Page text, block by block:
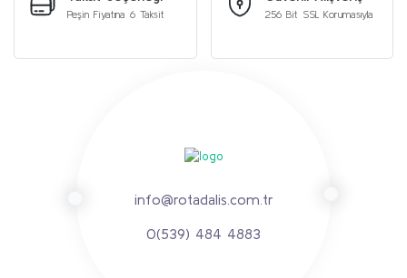
Peşin Fiyatına 6 Taksit 256 Bit SSL Korumasıyla
info@rotadalis.com.tr
0(539) 484 4883